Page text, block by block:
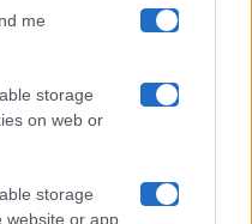
me
storage
on web or
storage
or app.